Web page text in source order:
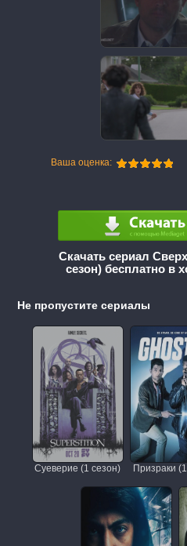
Ваша оценка:
Скачать сериал
сезон) бесплатно в
Не пропустите сериалы
Суеверие (1 сезон) Призраки